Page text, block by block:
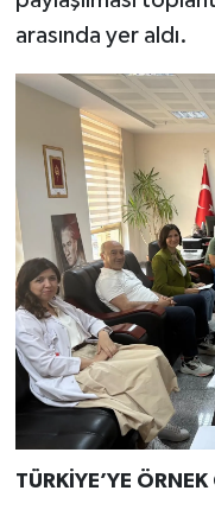
arasında yer aldı.
TÜRKİYE’YE